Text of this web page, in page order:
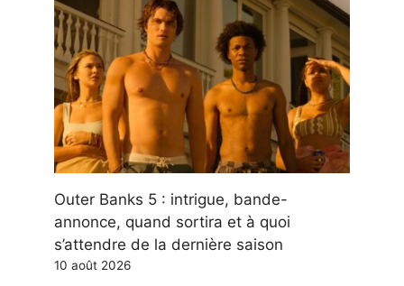
Outer Banks 5 : intrigue, bande-
annonce, quand sortira et à quoi
s’attendre de la dernière saison
10 août 2026